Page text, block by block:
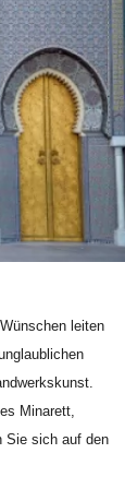
leiten
Minarett,
Sie sich auf den